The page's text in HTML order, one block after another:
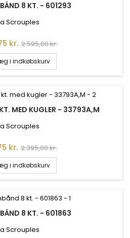
8 KT. - 601293
Scrouples
kr. Normalpris
2.595,00 kr.
i indkøbskurv
MED KUGLER - 33793A,M
Scrouples
kr. Normalpris
2.395,00 kr.
i indkøbskurv
8 KT. - 601863
Scrouples